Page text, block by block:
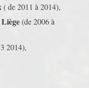
( de 2011 à 2014),
(de 2006 à
2014),